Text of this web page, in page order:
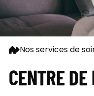
Nos services de
CENTRE